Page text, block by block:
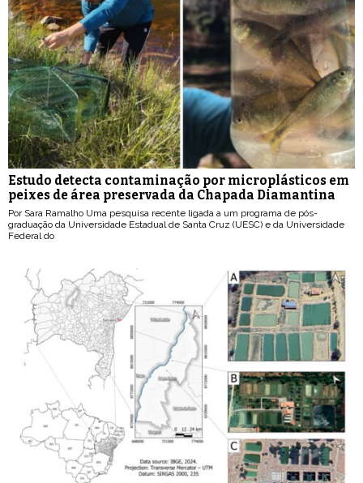
Estudo detecta contaminação por microplásticos em
peixes de área preservada da Chapada Diamantina
Por Sara Ramalho Uma pesquisa recente ligada a um programa de pós-
graduação da Universidade Estadual de Santa Cruz (UESC) e da Universidade
Federal do